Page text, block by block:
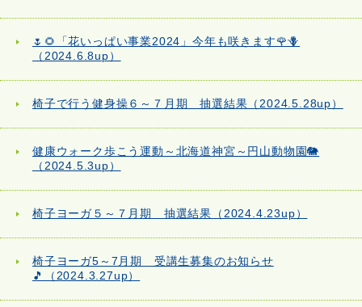
🌷🌻「花いっぱい事業2024」今年も咲きます🌹🪻
（2024.6.8up）
椅子で行う健身操６～７月期 抽選結果（2024.5.28up）
健康ウォーク歩こう運動～北海道神宮～円山動物園🐘
（2024.5.3up）
椅子ヨーガ５～７月期 抽選結果（2024.4.23up）
椅子ヨーガ5～7月期 受講生募集のお知らせ
🎵（2024.3.27up）